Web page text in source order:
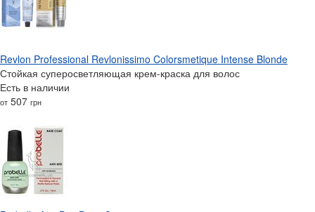
Revlon Professional Revlonissimo Colorsmetique Intense Blonde
Стойкая суперосветляющая крем-краска для волос
Есть в наличии
от 507 грн